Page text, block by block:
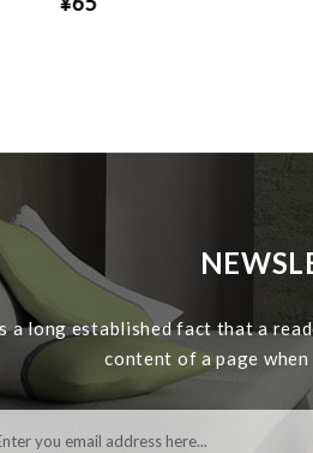
a long established fact that a
content of a page